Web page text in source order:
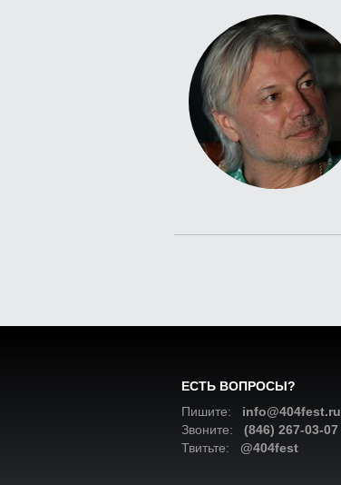
ЕСТЬ ВОПРОСЫ?
Пишите: info@404fest.ru
Звоните: (846) 267-03-07
Твитьте: @404fest